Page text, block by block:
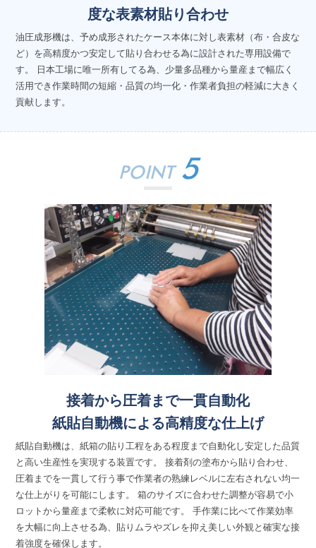
度な表素材貼り合わせ
油圧成形機は、予め成形されたケース本体に対し表素材（布・合皮な
ど）を高精度かつ安定して貼り合わせる為に設計された専用設備で
す。 日本工場に唯一所有してる為、少量多品種から量産まで幅広く
活用でき作業時間の短縮・品質の均一化・作業者負担の軽減に大きく
貢献します。
POINT 5
接着から圧着まで一貫自動化
紙貼自動機による高精度な仕上げ
紙貼自動機は、紙箱の貼り工程をある程度まで自動化し安定した品質
と高い生産性を実現する装置です。 接着剤の塗布から貼り合わせ、
圧着までを一貫して行う事で作業者の熟練レベルに左右されない均一
な仕上がりを可能にします。 箱のサイズに合わせた調整が容易で小
ロットから量産まで柔軟に対応可能です。 手作業に比べて作業効率
を大幅に向上させる為、貼りムラやズレを抑え美しい外観と確実な接
着強度を確保します。